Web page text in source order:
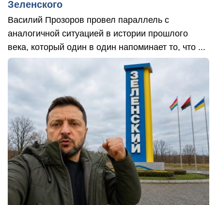
Зеленского
Василий Прозоров провел параллель с
аналогичной ситуацией в истории прошлого
века, который один в один напоминает то, что ...